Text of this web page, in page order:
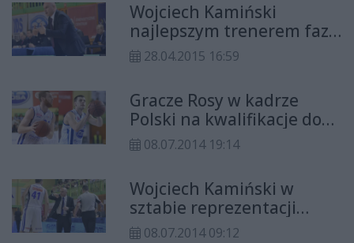
Wojciech Kamiński
najlepszym trenerem fazy
zasadniczej TBL!
28.04.2015 16:59
Gracze Rosy w kadrze
Polski na kwalifikacje do
EuroBasketu!
08.07.2014 19:14
Wojciech Kamiński w
sztabie reprezentacji
Polski!
08.07.2014 09:12